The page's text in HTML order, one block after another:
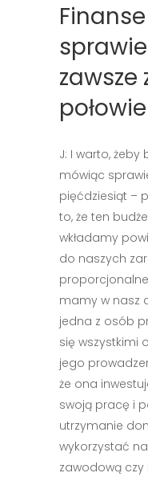
zawsze
połowie
J: I warto, żeby
mówiąc
pięćdziesiąt –
to, że ten
wkładamy
do naszych
mamy w nasz
jedna z osób
się wszystkimi
jego
że ona
swoją pracę i
utrzymanie
wykorzystać
zawodową czy